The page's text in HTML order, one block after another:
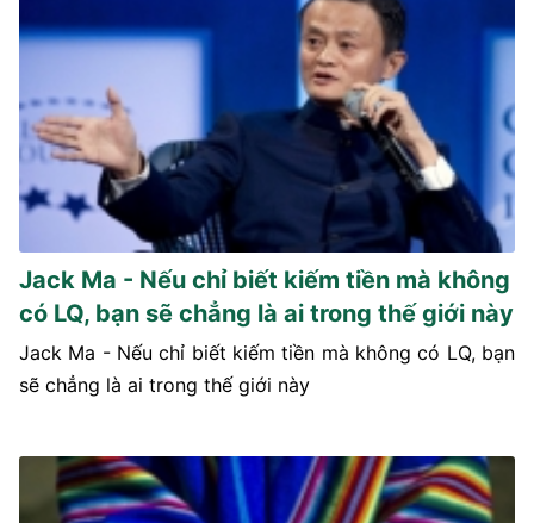
Jack Ma - Nếu chỉ biết kiếm tiền mà không
có LQ, bạn sẽ chẳng là ai trong thế giới này
Jack Ma - Nếu chỉ biết kiếm tiền mà không có LQ, bạn
sẽ chẳng là ai trong thế giới này